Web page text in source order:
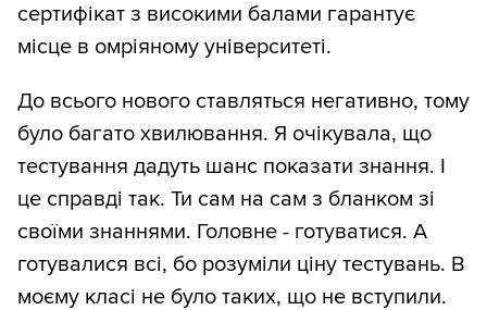
сертифікат з високими балами гарантує
місце в омріяному університеті.
До всього нового ставляться негативно, тому
було багато хвилювання. Я очікувала, що
тестування дадуть шанс показати знання. І
це справді так. Ти сам на сам з бланком зі
своїми знаннями. Головне - готуватися. А
готувалися всі, бо розуміли ціну тестувань. В
моєму класі не було таких, що не вступили.